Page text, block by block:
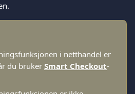
i netthandel er
du bruker Smart Checkout-